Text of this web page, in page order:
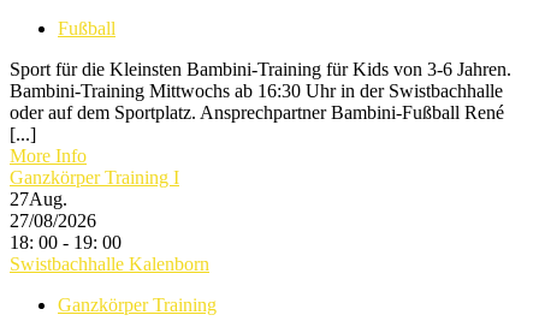
Fußball
Sport für die Kleinsten Bambini-Training für Kids von 3-6 Jahren.
Bambini-Training Mittwochs ab 16:30 Uhr in der Swistbachhalle
oder auf dem Sportplatz. Ansprechpartner Bambini-Fußball René
[...]
More Info
Ganzkörper Training I
27Aug.
27/08/2026
18: 00 - 19: 00
Swistbachhalle Kalenborn
Ganzkörper Training